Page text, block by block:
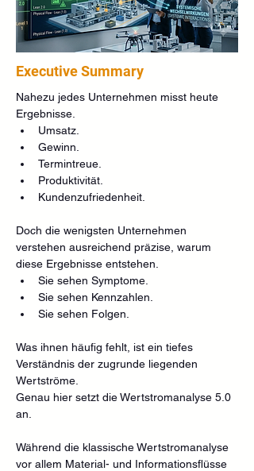
Executive Summary
Nahezu jedes Unternehmen misst heute
Ergebnisse.
Umsatz.
Gewinn.
Termintreue.
Produktivität.
Kundenzufriedenheit.
Doch die wenigsten Unternehmen
verstehen ausreichend präzise, warum
diese Ergebnisse entstehen.
Sie sehen Symptome.
Sie sehen Kennzahlen.
Sie sehen Folgen.
Was ihnen häufig fehlt, ist ein tiefes
Verständnis der zugrunde liegenden
Wertströme.
Genau hier setzt die Wertstromanalyse 5.0
an.
Während die klassische Wertstromanalyse
vor allem Material- und Informationsflüsse